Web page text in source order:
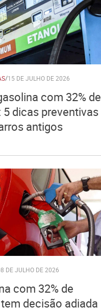
/15 DE JULHO DE 2026
com 32% de
5 dicas preventivas
antigos
DE JULHO DE 2026
com 32% de
decisão adiada